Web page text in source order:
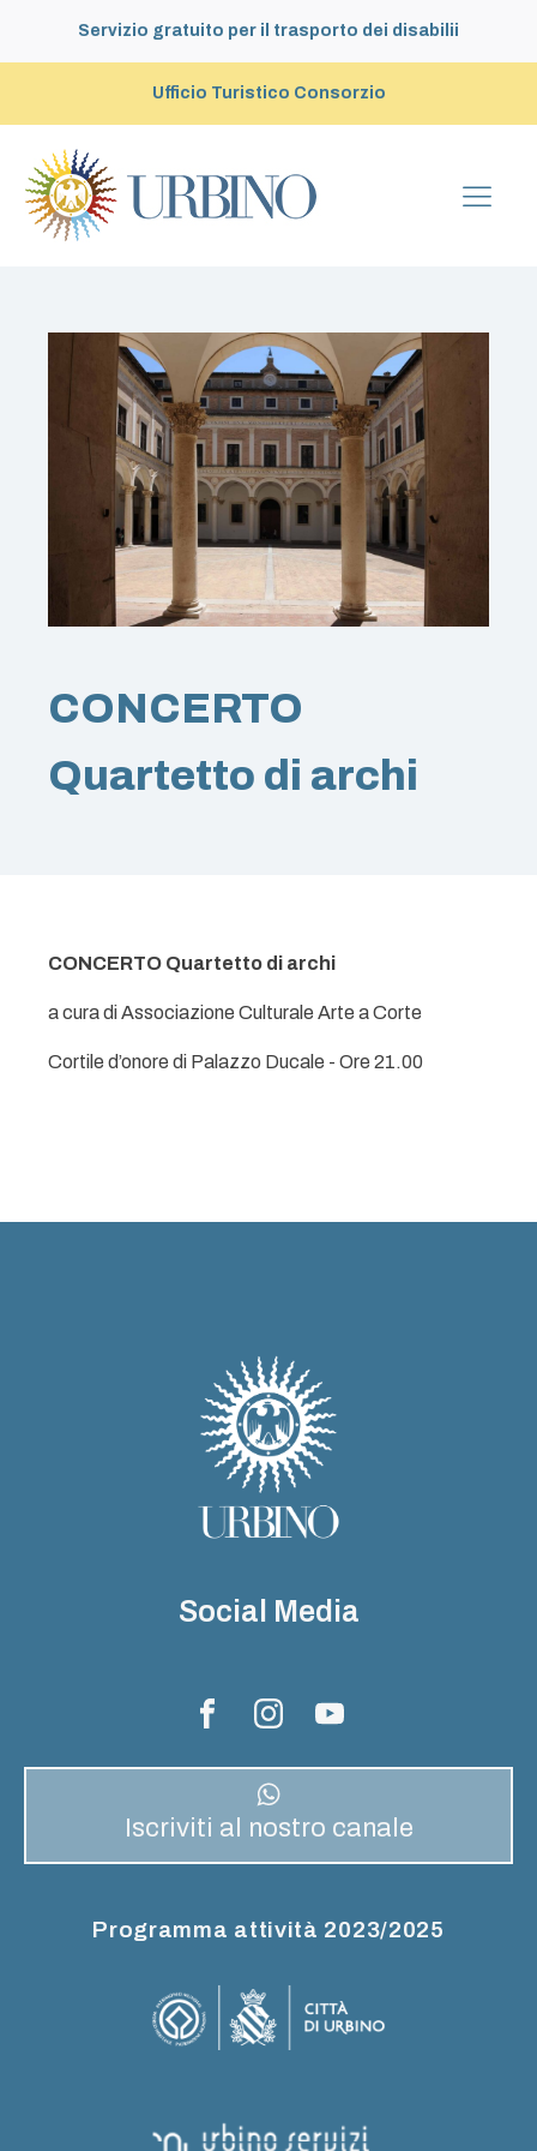
Servizio gratuito per il trasporto dei disabilii
Ufficio Turistico Consorzio
CONCERTO
Quartetto di archi
CONCERTO Quartetto di archi
a cura di Associazione Culturale Arte a Corte
Cortile d’onore di Palazzo Ducale - Ore 21.00
Social Media
Iscriviti al nostro canale
Programma attività 2023/2025